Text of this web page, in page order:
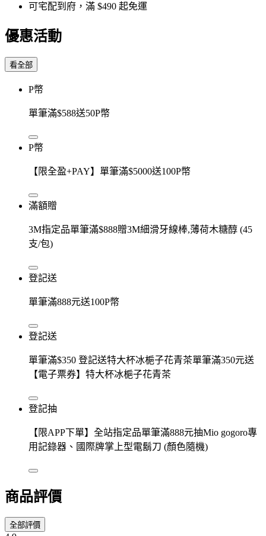
可宅配到府，滿 $490 起免運
優惠活動
看全部
P幣
單筆滿$588送50P幣
P幣
【限全盈+PAY】單筆滿$5000送100P幣
滿額贈
3M指定品單筆滿$888贈3M細滑牙線棒,薄荷木糖醇 (45
支/包)
登記送
單筆滿888元送100P幣
登記送
單筆滿$350 登記送特大杯冰梔子花青茶單筆滿350元送
【電子票券】特大杯冰梔子花青茶
登記抽
【限APP下單】全站指定品單筆滿888元抽Mio gogoro專
用記錄器、國際牌掌上型電鬍刀 (顏色隨機)
商品評價
全部評價